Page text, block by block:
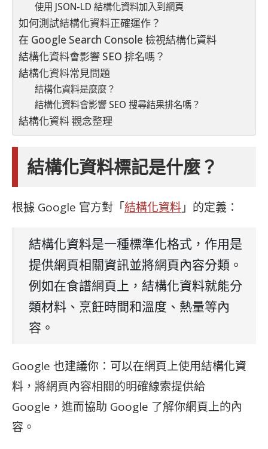
使用 JSON-LD 結構化資料加入到網頁
如何測試結構化資料正確運作？
在 Google Search Console 檢視結構化資料
結構化資料會影響 SEO 排名嗎？
結構化資料常見問題
結構化資料是麼麼？
結構化資料會影響 SEO 搜尋結果排名嗎？
結構化資料 觀念整理
結構化資料標記是什麼？
根據 Google 官方對「結構化資料」的定義：
結構化資料是一種標準化格式，作用是
提供網頁相關資訊並將網頁內容分類。
例如在食譜網頁上，結構化資料就能分
類材料、烹飪時間和溫度、熱量等內
容。
Google 也建議你：可以在網頁上使用結構化資
料，將網頁內容相關的明確線索提供給
Google，進而協助 Google 了解你網頁上的內
容。